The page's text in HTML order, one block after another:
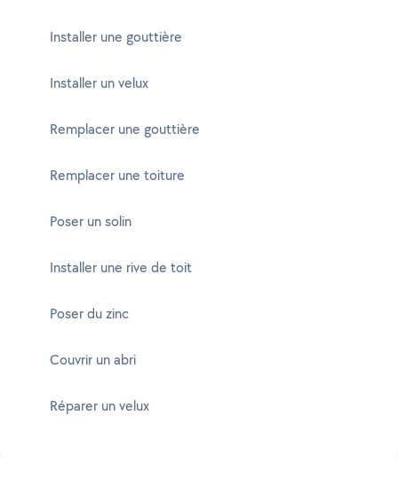
Installer une gouttière
Installer un velux
Remplacer une gouttière
Remplacer une toiture
Poser un solin
Installer une rive de toit
Poser du zinc
Couvrir un abri
Réparer un velux